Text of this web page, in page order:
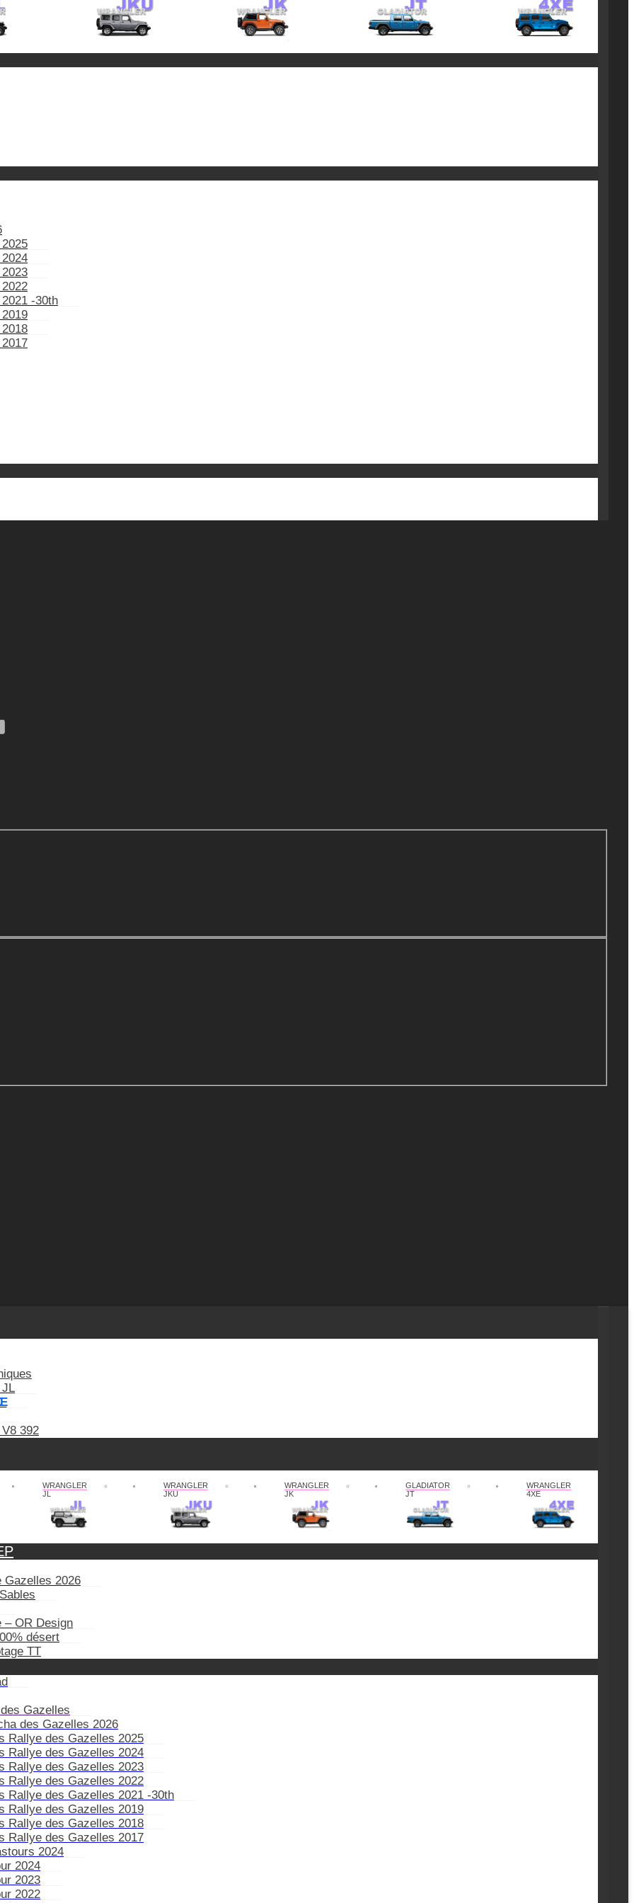
-30th
392
WRANGLER
JL
WRANGLER
JKU
WRANGLER
JK
GLADIATOR
JT
WRANGLER
4XE
Gazelles 2026
– OR Design
désert
TT
Gazelles
des Gazelles 2026
Rallye des Gazelles 2025
Rallye des Gazelles 2024
Rallye des Gazelles 2023
Rallye des Gazelles 2022
Rallye des Gazelles 2021 -30th
Rallye des Gazelles 2019
Rallye des Gazelles 2018
Rallye des Gazelles 2017
2024
2024
2023
2022